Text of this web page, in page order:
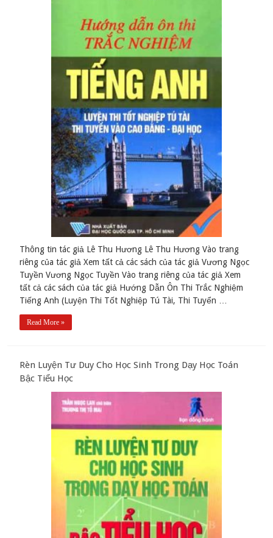
Thông tin tác giả Lê Thu Hương Lê Thu Hương Vào trang
riêng của tác giả Xem tất cả các sách của tác giả Vương Ngọc
Tuyền Vương Ngọc Tuyền Vào trang riêng của tác giả Xem
tất cả các sách của tác giả Hướng Dẫn Ôn Thi Trắc Nghiệm
Tiếng Anh (Luyện Thi Tốt Nghiệp Tú Tài, Thi Tuyển …
Read More »
Rèn Luyện Tư Duy Cho Học Sinh Trong Dạy Học Toán
Bậc Tiểu Học